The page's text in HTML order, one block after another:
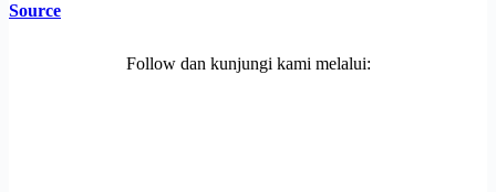
Source
Follow dan kunjungi kami melalui: